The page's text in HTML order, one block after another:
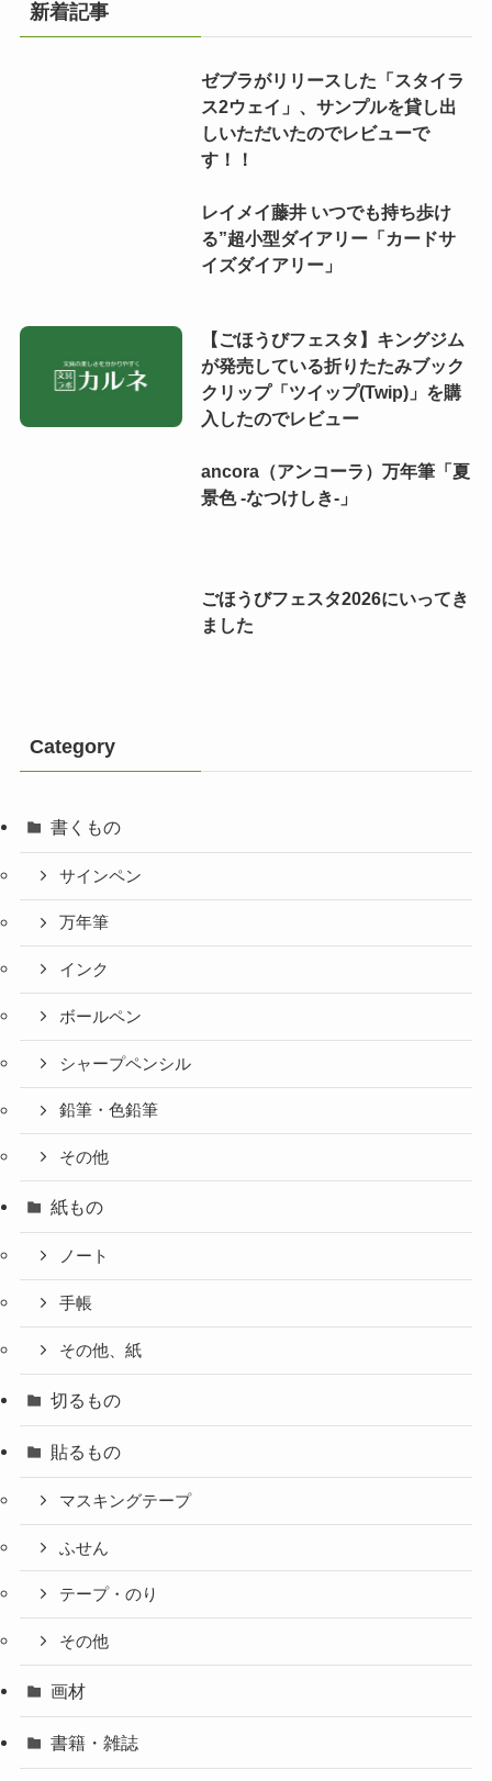
新着記事
ゼブラがリリースした「スタイラ
ス2ウェイ」、サンプルを貸し出
しいただいたのでレビューで
す！！
レイメイ藤井 いつでも持ち歩け
る”超小型ダイアリー「カードサ
イズダイアリー」
【ごほうびフェスタ】キングジム
が発売している折りたたみブック
クリップ「ツイップ(Twip)」を購
入したのでレビュー
ancora（アンコーラ）万年筆「夏
景色 -なつけしき-」
ごほうびフェスタ2026にいってき
ました
Category
書くもの
サインペン
万年筆
インク
ボールペン
シャープペンシル
鉛筆・色鉛筆
その他
紙もの
ノート
手帳
その他、紙
切るもの
貼るもの
マスキングテープ
ふせん
テープ・のり
その他
画材
書籍・雑誌